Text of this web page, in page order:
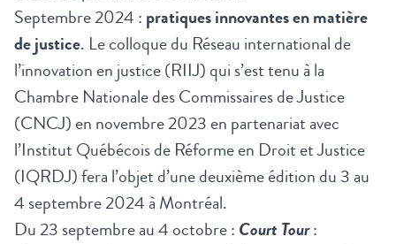
Septembre 2024 : pratiques innovantes en matière
de justice. Lecolloque du Réseau international de
l’innovation en justice (RIIJ)qui s’est tenu à la
Chambre Nationale des Commissaires de Justice
(CNCJ) en novembre 2023 en partenariat avec
l’Institut Québécois de Réforme en Droit et Justice
(IQRDJ) fera l’objet d’une deuxième édition du 3 au
4 septembre 2024 à Montréal.
Du 23 septembre au 4 octobre : Court Tour: